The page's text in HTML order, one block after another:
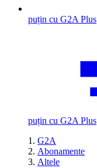
puțin cu G2A Plus
puțin cu G2A Plus
G2A
Abonamente
Altele